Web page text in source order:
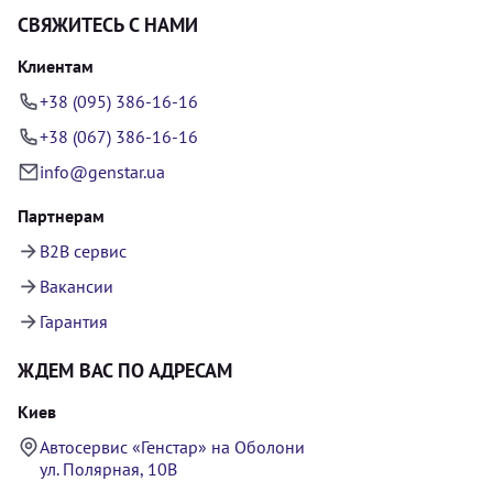
СВЯЖИТЕСЬ С НАМИ
Клиентам
+38 (095) 386-16-16
+38 (067) 386-16-16
info@genstar.ua
Партнерам
B2B сервис
Вакансии
Гарантия
ЖДЕМ ВАС ПО АДРЕСАМ
Киев
Автосервис «Генстар» на Оболони
ул. Полярная, 10В